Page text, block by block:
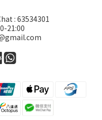
: 63534301
21:00